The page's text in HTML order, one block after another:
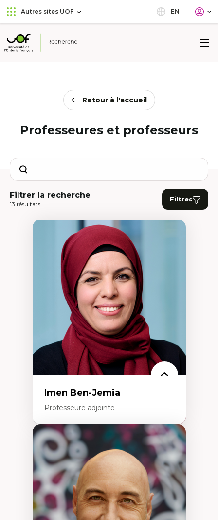
Aller
au
principal
Passer
au
Autres sites UOF EN
Université
Retour à l'accueil
Professeures et professeurs
Search
Filtrer la recherche
13 résultats
Filtres
Imen Ben-Jemia
Professeure adjointe
Expertises
Discours sur la ville et représentations
Mosquées, formes et usages au Canada
Reconnaissance et représentations des
communautés immigrantes dans l'espace
urbain
Design architectural et urbain
Patrimoine et patrimonialisation
Études postcoloniales et décolonisation des
savoirs